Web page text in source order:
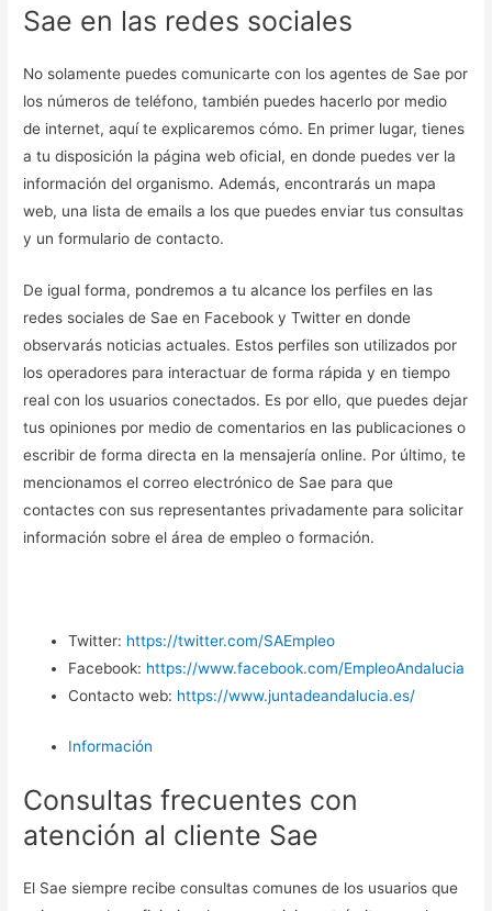
Sae en las redes sociales
No solamente puedes comunicarte con los agentes de Sae por
los números de teléfono, también puedes hacerlo por medio
de internet, aquí te explicaremos cómo. En primer lugar, tienes
a tu disposición la página web oficial, en donde puedes ver la
información del organismo. Además, encontrarás un mapa
web, una lista de emails a los que puedes enviar tus consultas
y un formulario de contacto.
De igual forma, pondremos a tu alcance los perfiles en las
redes sociales de Sae en Facebook y Twitter en donde
observarás noticias actuales. Estos perfiles son utilizados por
los operadores para interactuar de forma rápida y en tiempo
real con los usuarios conectados. Es por ello, que puedes dejar
tus opiniones por medio de comentarios en las publicaciones o
escribir de forma directa en la mensajería online. Por último, te
mencionamos el correo electrónico de Sae para que
contactes con sus representantes privadamente para solicitar
información sobre el área de empleo o formación.
Twitter: https://twitter.com/SAEmpleo
Facebook: https://www.facebook.com/EmpleoAndalucia
Contacto web: https://www.juntadeandalucia.es/
Información
Consultas frecuentes con
atención al cliente Sae
El Sae siempre recibe consultas comunes de los usuarios que